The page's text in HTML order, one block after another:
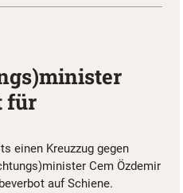
für
einen Kreuzzug gegen
Cem Özdemir
auf Schiene.